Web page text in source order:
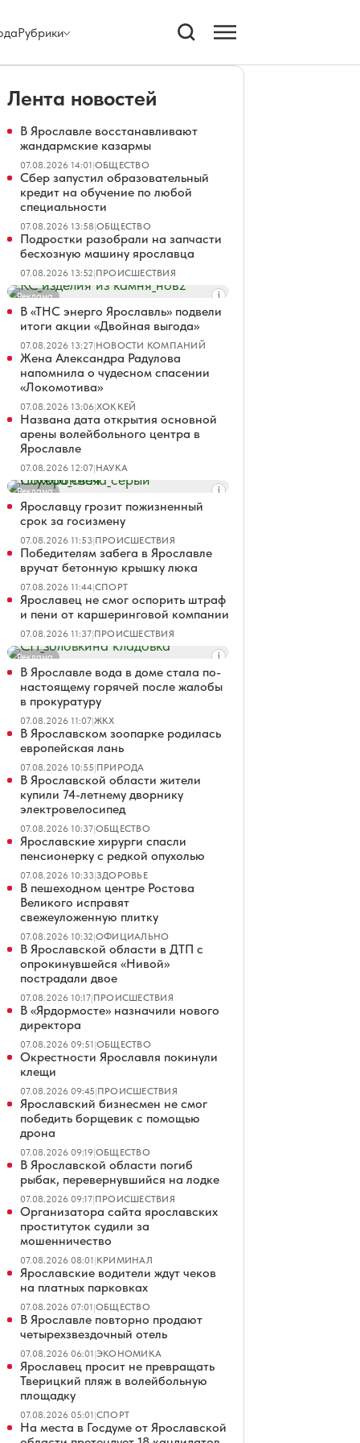
Рубрики
Лента новостей
В Ярославле восстанавливают
жандармские казармы
07.08.2026 14:01|ОБЩЕСТВО
Сбер запустил образовательный
кредит на обучение по любой
специальности
07.08.2026 13:58|ОБЩЕСТВО
Подростки разобрали на запчасти
бесхозную машину ярославца
07.08.2026 13:52|ПРОИСШЕСТВИЯ
Реклама
В «ТНС энерго Ярославль» подвели
итоги акции «Двойная выгода»
07.08.2026 13:27|НОВОСТИ КОМПАНИЙ
Жена Александра Радулова
напомнила о чудесном спасении
«Локомотива»
07.08.2026 13:06|ХОККЕЙ
Названа дата открытия основной
арены волейбольного центра в
Ярославле
07.08.2026 12:07|НАУКА
Реклама
Ярославцу грозит пожизненный
срок за госизмену
07.08.2026 11:53|ПРОИСШЕСТВИЯ
Победителям забега в Ярославле
вручат бетонную крышку люка
07.08.2026 11:44|СПОРТ
Ярославец не смог оспорить штраф
и пени от каршеринговой компании
07.08.2026 11:37|ПРОИСШЕСТВИЯ
Реклама
В Ярославле вода в доме стала по-
настоящему горячей после жалобы
в прокуратуру
07.08.2026 11:07|ЖКХ
В Ярославском зоопарке родилась
европейская лань
07.08.2026 10:55|ПРИРОДА
В Ярославской области жители
купили 74-летнему дворнику
электровелосипед
07.08.2026 10:37|ОБЩЕСТВО
Ярославские хирурги спасли
пенсионерку с редкой опухолью
07.08.2026 10:33|ЗДОРОВЬЕ
В пешеходном центре Ростова
Великого исправят
свежеуложенную плитку
07.08.2026 10:32|ОФИЦИАЛЬНО
В Ярославской области в ДТП с
опрокинувшейся «Нивой»
пострадали двое
07.08.2026 10:17|ПРОИСШЕСТВИЯ
В «Ярдормосте» назначили нового
директора
07.08.2026 09:51|ОБЩЕСТВО
Окрестности Ярославля покинули
клещи
07.08.2026 09:45|ПРОИСШЕСТВИЯ
Ярославский бизнесмен не смог
победить борщевик с помощью
дрона
07.08.2026 09:19|ОБЩЕСТВО
В Ярославской области погиб
рыбак, перевернувшийся на лодке
07.08.2026 09:17|ПРОИСШЕСТВИЯ
Организатора сайта ярославских
проституток судили за
мошенничество
07.08.2026 08:01|КРИМИНАЛ
Ярославские водители ждут чеков
на платных парковках
07.08.2026 07:01|ОБЩЕСТВО
В Ярославле повторно продают
четырехзвездочный отель
07.08.2026 06:01|ЭКОНОМИКА
Ярославец просит не превращать
Тверицкий пляж в волейбольную
площадку
07.08.2026 05:01|СПОРТ
На места в Госдуме от Ярославской